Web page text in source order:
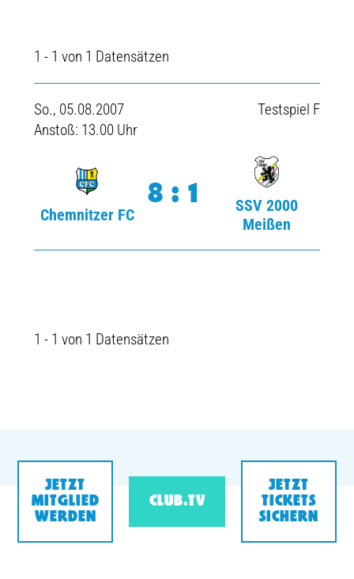
1 - 1 von 1 Datensätzen
So., 05.08.2007
Anstoß: 13.00 Uhr
Testspiel F
Chemnitzer FC
8:1
SSV 2000
Meißen
1 - 1 von 1 Datensätzen
JETZT
MITGLIED
WERDEN
CLUB.TV
JETZT
TICKETS
SICHERN